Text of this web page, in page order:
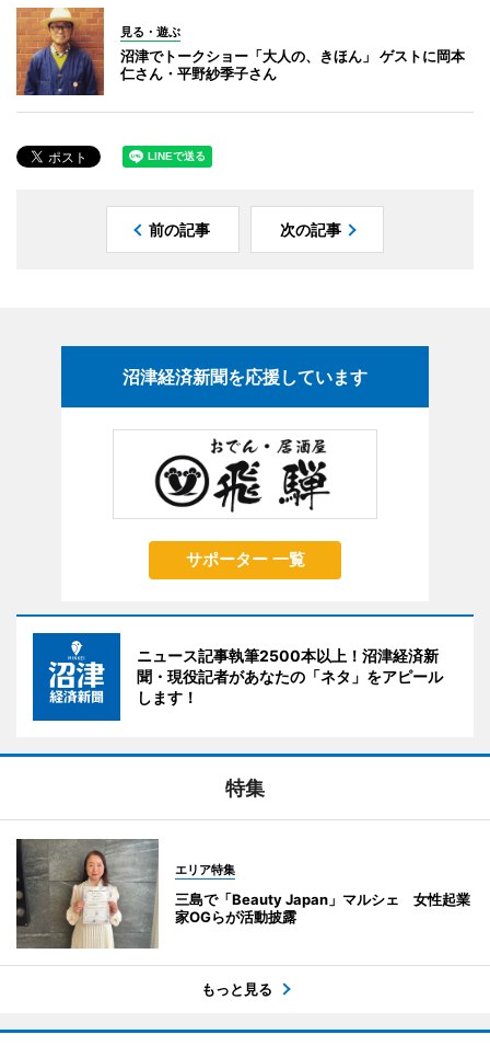
見る・遊ぶ
沼津でトークショー「大人の、きほん」 ゲストに岡本
仁さん・平野紗季子さん
前の記事 次の記事
沼津経済新聞を応援しています
サポーター 一覧
ニュース記事執筆2500本以上！沼津経済新
聞・現役記者があなたの「ネタ」をアピール
します！
特集
エリア特集
三島で「Beauty Japan」マルシェ 女性起業
家OGらが活動披露
もっと見る